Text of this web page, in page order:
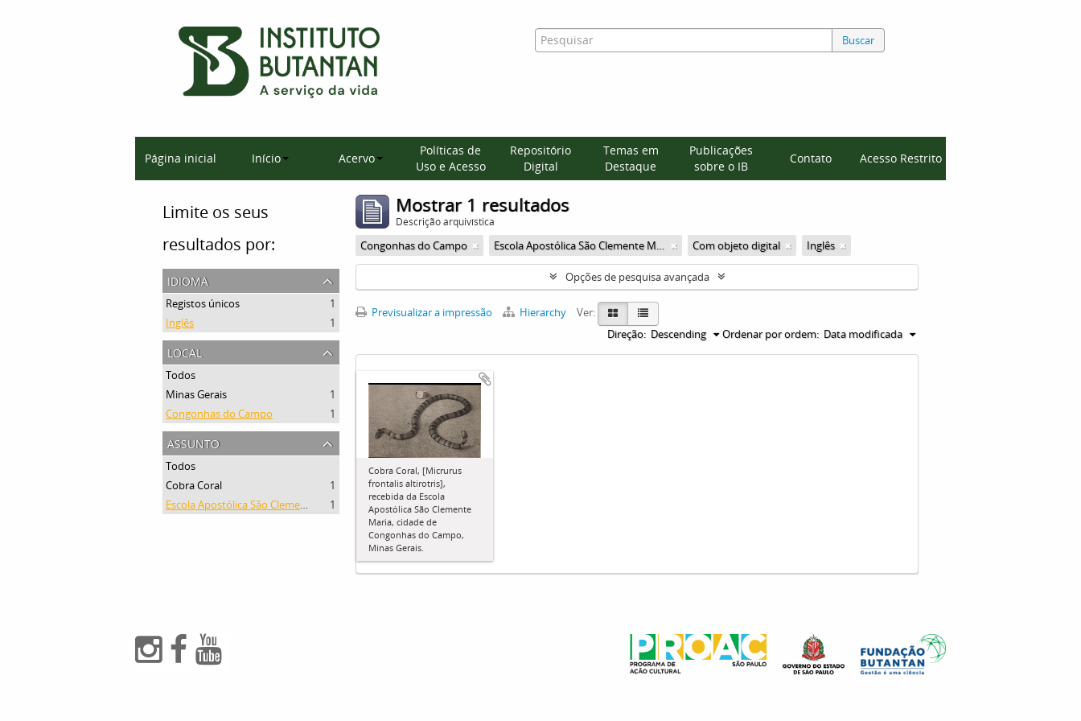
Buscar
Página inicial Início Acervo
Políticas de
Uso e Acesso
Repositório
Digital
Temas em
Destaque
Publicações
sobre o IB
Contato Acesso Restrito
Limite os seus
resultados por:
idioma
Registos únicos
1
Inglês
1
local
Todos
Minas Gerais
1
Congonhas do Campo
1
assunto
Todos
Cobra Coral
1
Escola Apostólica São Clemente Maria
1
Mostrar 1 resultados
Descrição arquivística
Congonhas do Campo Escola Apostólica São Clemente Maria Com objeto digital Inglês
Opções de pesquisa avançada
Previsualizar a impressão Hierarchy
Ver:
Ordenar por ordem: Data modificada
Direção: Descending
Cobra Coral, [Micrurus
frontalis altirotris],
recebida da Escola
Apostólica São Clemente
Maria, cidade de
Congonhas do Campo,
Minas Gerais.